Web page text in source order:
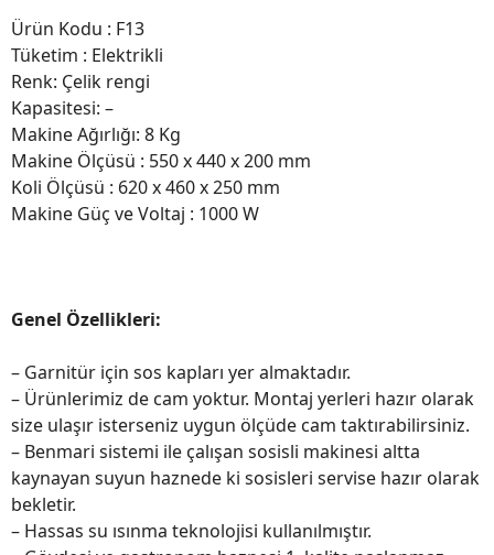
Ürün Kodu : F13
Tüketim : Elektrikli
Renk: Çelik rengi
Kapasitesi: –
Makine Ağırlığı: 8 Kg
Makine Ölçüsü : 550 x 440 x 200 mm
Koli Ölçüsü : 620 x 460 x 250 mm
Makine Güç ve Voltaj : 1000 W
Genel Özellikleri:
– Garnitür için sos kapları yer almaktadır.
– Ürünlerimiz de cam yoktur. Montaj yerleri hazır olarak
size ulaşır isterseniz uygun ölçüde cam taktırabilirsiniz.
– Benmari sistemi ile çalışan sosisli makinesi altta
kaynayan suyun haznede ki sosisleri servise hazır olarak
bekletir.
– Hassas su ısınma teknolojisi kullanılmıştır.